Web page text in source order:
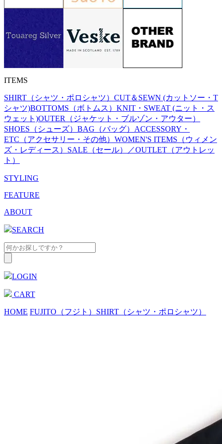
ITEMS
SHIRT（シャツ・ポロシャツ） CUT＆SEWN (カットソー・T
シャツ)BOTTOMS（ボトムス） KNIT・SWEAT (ニット・ス
ウェット)OUTER（ジャケット・ブルゾン・アウター）
SHOES（シューズ） BAG（バッグ） ACCESSORY・
ETC（アクセサリー・その他） WOMEN'S ITEMS（ウィメン
ズ・レディース） SALE（セール）／OUTLET（アウトレッ
ト）
STYLING
FEATURE
ABOUT
SEARCH
LOGIN
CART
HOME FUJITO（フジト） SHIRT（シャツ・ポロシャツ）